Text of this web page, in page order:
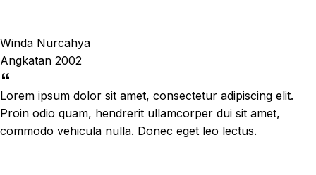
Winda Nurcahya
Angkatan 2002
Lorem ipsum dolor sit amet, consectetur adipiscing elit.
Proin odio quam, hendrerit ullamcorper dui sit amet,
commodo vehicula nulla. Donec eget leo lectus.